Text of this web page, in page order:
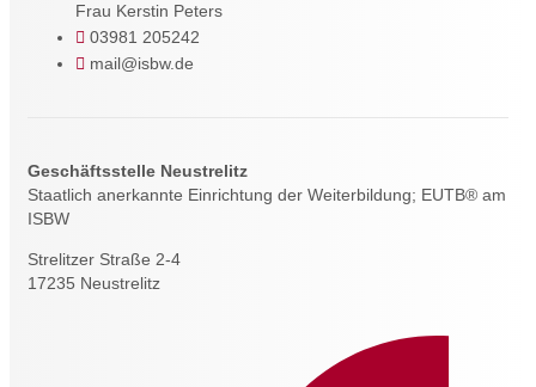
Frau Kerstin Peters
03981 205242
mail@isbw.de
Geschäftsstelle Neustrelitz
Staatlich anerkannte Einrichtung der Weiterbildung; EUTB® am
ISBW
Strelitzer Straße 2-4
17235 Neustrelitz